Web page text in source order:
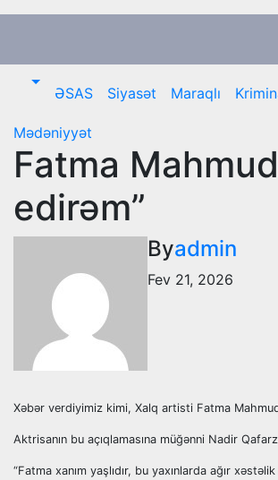
Skip
ƏSAS Siyasət Maraqlı
Mədəniyyət
Fatma
edirəm”
Byadmin
Fev 21, 2026
Xəbər verdiyimiz kimi, Xalq artisti Fatma
Aktrisanın bu açıqlamasına müğənni Nadir
“Fatma xanım yaşlıdır, bu yaxınlarda ağır